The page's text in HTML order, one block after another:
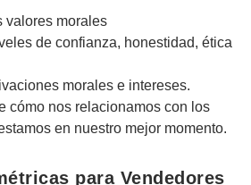
valores morales
de confianza, honestidad, ética
morales e intereses.
cómo nos relacionamos con los
en nuestro mejor momento.
para Vendedores